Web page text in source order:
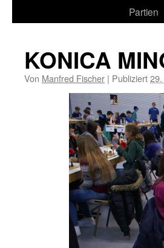
Partien
KONICA
Von Manfred Fischer | Publiziert